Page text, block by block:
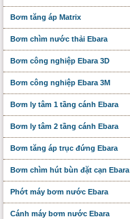
Bơm tăng áp Matrix
Bơm chìm nước thải Ebara
Bơm công nghiệp Ebara 3D
Bơm công nghiệp Ebara 3M
Bơm ly tâm 1 tầng cánh Ebara
Bơm ly tâm 2 tầng cánh Ebara
Bơm tăng áp trục đứng Ebara
Bơm chìm hút bùn đặt cạn Ebara
Phớt máy bơm nước Ebara
Cánh máy bơm nước Ebara